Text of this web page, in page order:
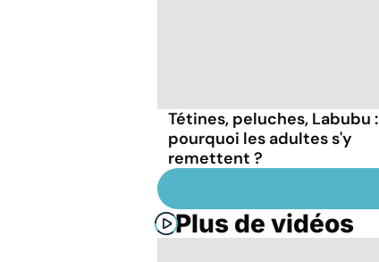
Tétines, peluches, Labubu :
pourquoi les adultes s'y
remettent ?
Plus de vidéos